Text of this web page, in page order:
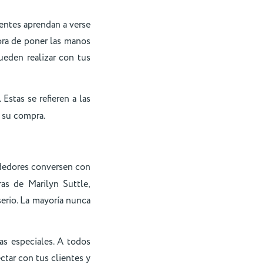
aprendan a verse
de poner las manos
realizar con tus
Estas se refieren a las
compra.
conversen con
de Marilyn Suttle,
La mayoría nunca
especiales. A todos
con tus clientes y